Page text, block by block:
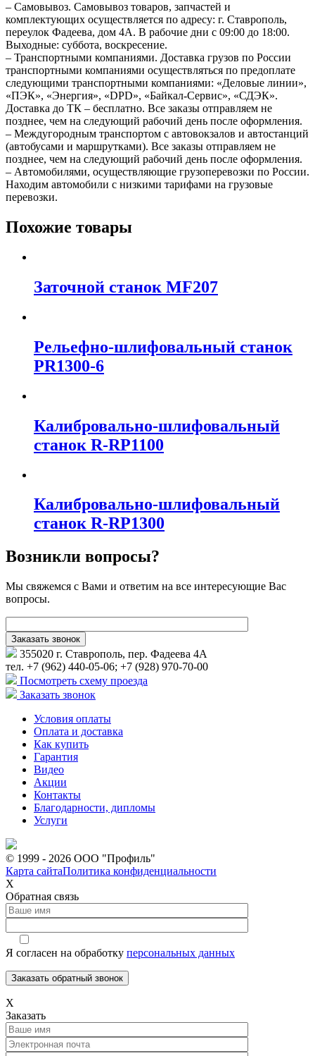
– Самовывоз. Самовывоз товаров, запчастей и
комплектующих осуществляется по адресу: г. Ставрополь,
переулок Фадеева, дом 4А. В рабочие дни с 09:00 до 18:00.
Выходные: суббота, воскресение.
– Транспортными компаниями. Доставка грузов по России
транспортными компаниями осуществляться по предоплате
следующими транспортными компаниями: «Деловые линии»,
«ПЭК», «Энергия», «DPD», «Байкал-Сервис», «СДЭК».
Доставка до ТК – бесплатно. Все заказы отправляем не
позднее, чем на следующий рабочий день после оформления.
– Междугородным транспортом с автовокзалов и автостанций
(автобусами и маршрутками). Все заказы отправляем не
позднее, чем на следующий рабочий день после оформления.
– Автомобилями, осуществляющие грузоперевозки по России.
Находим автомобили с низкими тарифами на грузовые
перевозки.
Похожие товары
Заточной станок MF207
Рельефно-шлифовальный станок
PR1300-6
Калибровально-шлифовальный
станок R-RP1100
Калибровально-шлифовальный
станок R-RP1300
Возникли вопросы?
Мы свяжемся с Вами и ответим на все интересующие Вас
вопросы.
355020 г. Ставрополь, пер. Фадеева 4А
тел. +7 (962) 440-05-06; +7 (928) 970-70-00
Посмотреть схему проезда
Заказать звонок
Условия оплаты
Оплата и доставка
Как купить
Гарантия
Видео
Акции
Контакты
Благодарности, дипломы
Услуги
© 1999 - 2026 ООО "Профиль"
Карта сайтаПолитика конфиденциальности
Х
Обратная связь
Я согласен на обработку персональных данных
Х
Заказать